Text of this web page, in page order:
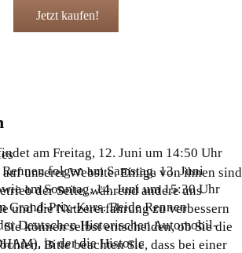
Jetzt kaufen!
am Freitag, 12. Juni um 14:50 Uhr
folgen am Samstag, 13. Juni
am Sonntag, 14. Juni um 15:30 Uhr
Grand-Prix-Kurs. Beide Rennen
Deutschen Historischen Automobil-
in der die Historic
unserer Website. Einige von ihnen sind
der Seite, während andere uns
und die Nutzererfahrung zu verbessern
können selbst entscheiden, ob Sie die
Bitte beachten Sie, dass bei einer